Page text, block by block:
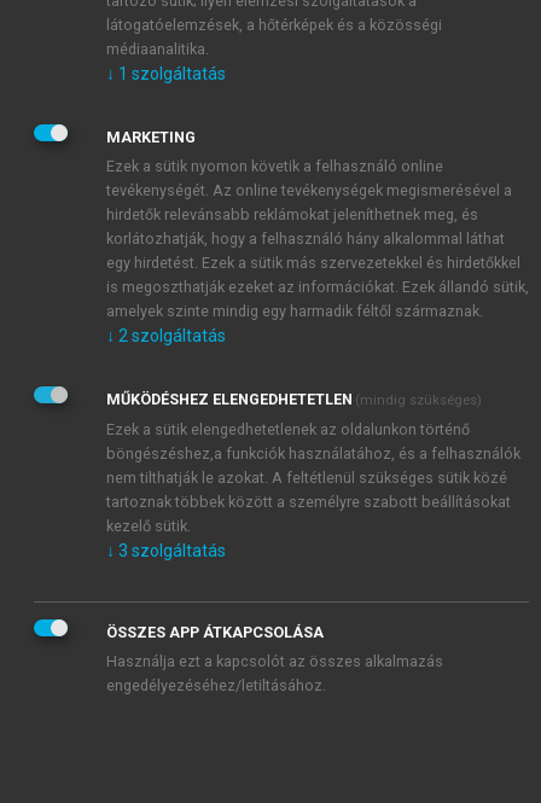
JELSZÓ
JELSZÓ ÚJRA
Kérek értesítést a MeRSZ újdonságairól, akcióiról.
Kérek értesítést az Akadémiai Kiadó Zrt. újdonságairól,
Adatkezelési tájékoztatóbanfoglaltakat tudomásul
veszem és elfogadom.
Általános vásárlási feltételeket, valamint a szotar.netés a
mersz.huoldalak licencszerződéseiben foglaltakat
tudomásul veszem és elfogadom.
KIPRÓBÁLOM
látogatóelemzések, a hőtérképek és a közösségi
médiaanalitika.
↓ 1 szolgáltatás
MARKETING
Ezek a sütik nyomon követik a felhasználó online
tevékenységét. Az online tevékenységek megismerésével a
hirdetők relevánsabb reklámokat jeleníthetnek meg, és
korlátozhatják, hogy a felhasználó hány alkalommal láthat
egy hirdetést. Ezek a sütik más szervezetekkel és hirdetőkkel
is megoszthatják ezeket az információkat. Ezek állandó sütik,
amelyek szinte mindig egy harmadik féltől származnak.
↓ 2 szolgáltatás
MŰKÖDÉSHEZ ELENGEDHETETLEN (mindig szükséges)
Ezek a sütik elengedhetetlenek az oldalunkon történő
böngészéshez,a funkciók használatához, és a felhasználók
nem tilthatják le azokat. A feltétlenül szükséges sütik közé
tartoznak többek között a személyre szabott beállításokat
kezelő sütik.
↓ 3 szolgáltatás
ÖSSZES APP ÁTKAPCSOLÁSA
Használja ezt a kapcsolót az összes alkalmazás
engedélyezéséhez/letiltásához.